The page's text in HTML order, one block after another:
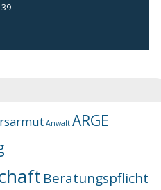
Anwalt ARGE
Beratungspflicht